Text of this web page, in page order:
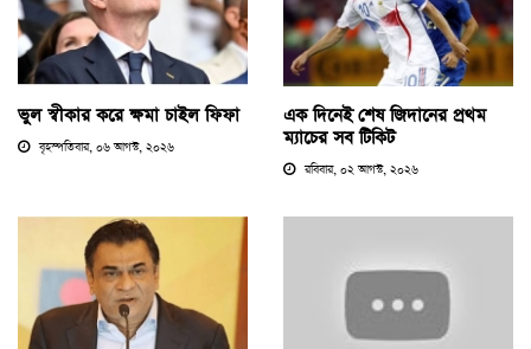
ভুল স্বীকার করে ক্ষমা চাইল ফিফা
বৃহস্পতিবার, ০৬ আগস্ট, ২০২৬
এক দিনেই শেষ জিদানের প্রথম
ম্যাচের সব টিকিট
রবিবার, ০২ আগস্ট, ২০২৬